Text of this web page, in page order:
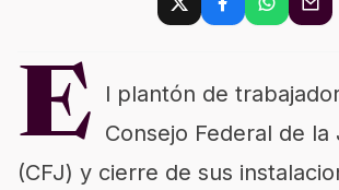
E
l plantón de
Consejo Federal de la
(CFJ) y cierre de sus